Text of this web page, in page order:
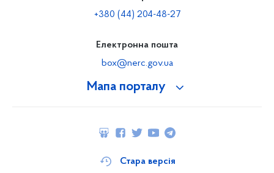
Мапа порталу
+380 (44) 204-48-27
Електронна пошта
box@nerc.gov.ua
Стара версія